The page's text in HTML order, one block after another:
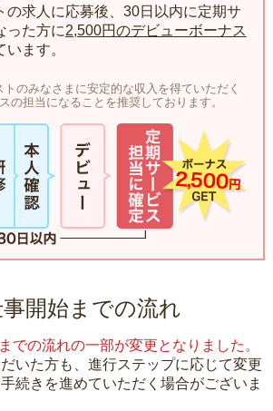
の求人に応募後、30日以内に定期サ
った方に2,500円のデビューボーナス
います。
のみなさまに安定的な収入を得ていただく
の担当になることを推奨しております。
開始までの流れ
での流れの一部が変更となりました。
いた方も、進行ステップに応じて変更
続きを進めていただく場合がございま